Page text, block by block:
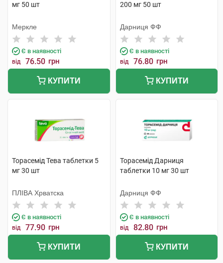
мг 50 шт
Меркле
Є в наявності
від 76.50 грн
КУПИТИ
200 мг 50 шт
Дарниця ФФ
Є в наявності
від 76.80 грн
КУПИТИ
Торасемід Тева таблетки 5
мг 30 шт
ПЛІВА Хрватска
Є в наявності
від 77.90 грн
КУПИТИ
Торасемід Дарниця
таблетки 10 мг 30 шт
Дарниця ФФ
Є в наявності
від 82.80 грн
КУПИТИ